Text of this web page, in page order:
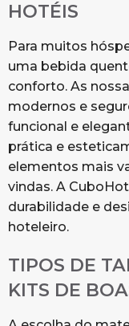
HOTÉIS
Para muitos
uma bebida
conforto. As
modernos e
funcional e
prática e
elementos mais
vindas. A
durabilidade e
hoteleiro.
TIPOS DE
KITS DE